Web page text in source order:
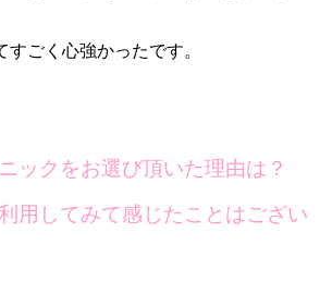
ごく心強かったです。
ックをお選び頂いた理由は？
用してみて感じたことはござい